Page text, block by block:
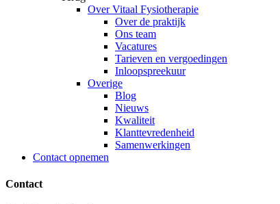
Over Vitaal Fysiotherapie
Over de praktijk
Ons team
Vacatures
Tarieven en vergoedingen
Inloopspreekuur
Overige
Blog
Nieuws
Kwaliteit
Klanttevredenheid
Samenwerkingen
Contact opnemen
Contact